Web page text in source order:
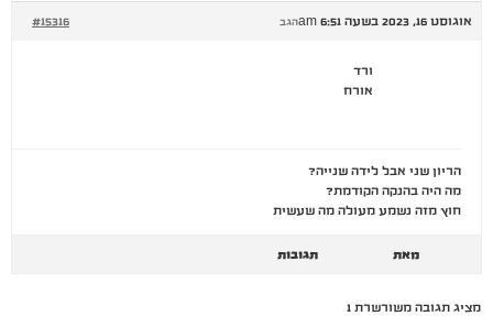
אוגוסט 16, 2023 בשעה 6:51 am #15316 הגב
ורד
אורח
הריון שני אבל לידה שנייה?
מה היה בהנקה הקודמת?
חוץ מזה נשמע מעולה מה שעשית
מאת תגובות
מציג תגובה משורשרת 1